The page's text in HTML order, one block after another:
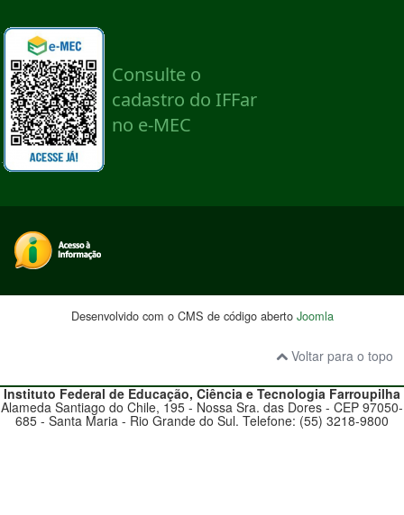
Desenvolvido com o CMS de código aberto Joomla
Voltar para o topo
Instituto Federal de Educação, Ciência e TecnologiaFarroupilha
Alameda Santiago do Chile, 195 - Nossa Sra. das Dores - CEP 97050-
685 - Santa Maria - Rio Grande do Sul. Telefone: (55) 3218-9800